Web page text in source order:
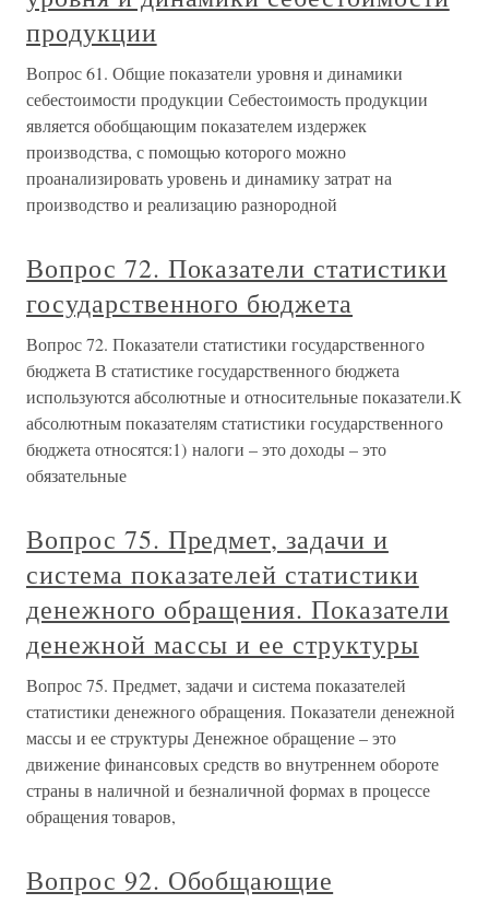
продукции
Вопрос 61. Общие показатели уровня и динамики
себестоимости продукции Себестоимость продукции
является обобщающим показателем издержек
производства, с помощью которого можно
проанализировать уровень и динамику затрат на
производство и реализацию разнородной
Вопрос 72. Показатели статистики
государственного бюджета
Вопрос 72. Показатели статистики государственного
бюджета В статистике государственного бюджета
используются абсолютные и относительные показатели.К
абсолютным показателям статистики государственного
бюджета относятся:1) налоги – это доходы – это
обязательные
Вопрос 75. Предмет, задачи и
система показателей статистики
денежного обращения. Показатели
денежной массы и ее структуры
Вопрос 75. Предмет, задачи и система показателей
статистики денежного обращения. Показатели денежной
массы и ее структуры Денежное обращение – это
движение финансовых средств во внутреннем обороте
страны в наличной и безналичной формах в процессе
обращения товаров,
Вопрос 92. Обобщающие